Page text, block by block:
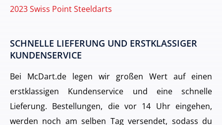
2023 Swiss Point Steeldarts
SCHNELLE LIEFERUNG UND ERSTKLASSIGER
KUNDENSERVICE
Bei McDart.de legen wir großen Wert auf einen
erstklassigen Kundenservice und eine schnelle
Lieferung. Bestellungen, die vor 14 Uhr eingehen,
werden noch am selben Tag versendet, sodass du